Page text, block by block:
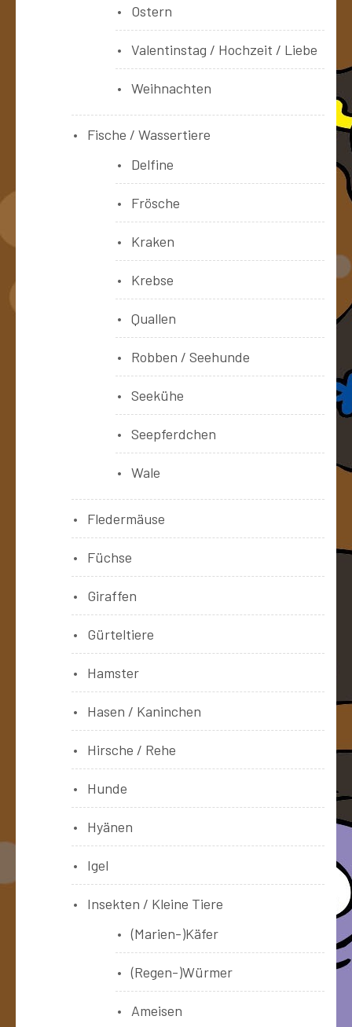
Ostern
Valentinstag / Hochzeit / Liebe
Weihnachten
Fische / Wassertiere
Delfine
Frösche
Kraken
Krebse
Quallen
Robben / Seehunde
Seekühe
Seepferdchen
Wale
Fledermäuse
Füchse
Giraffen
Gürteltiere
Hamster
Hasen / Kaninchen
Hirsche / Rehe
Hunde
Hyänen
Igel
Insekten / Kleine Tiere
(Marien-)Käfer
(Regen-)Würmer
Ameisen